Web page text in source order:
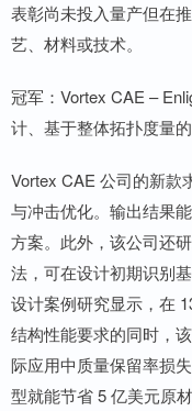
表彰尚未投入量产但在
艺、材料或技术。
冠军：Vortex CAE –
计、基于整体拓扑度量
Vortex CAE 公司的新款
与冲击优化。输出结果
方案。此外，该公司还
法，可在设计初期识别
设计案例研究显示，在
结构性能要求的同时，
际应用中质量保留率损
型就能节省 5 亿美元原